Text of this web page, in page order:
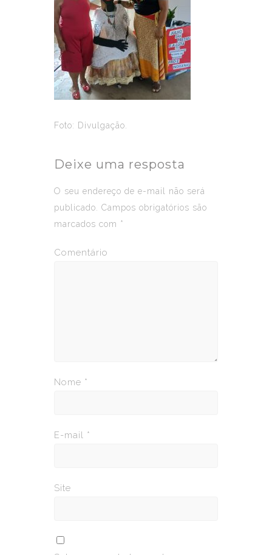
Foto: Divulgação.
Deixe uma resposta
O seu endereço de e-mail não será
publicado.
Campos obrigatórios são
marcados com *
Comentário
Nome *
E-mail *
Site